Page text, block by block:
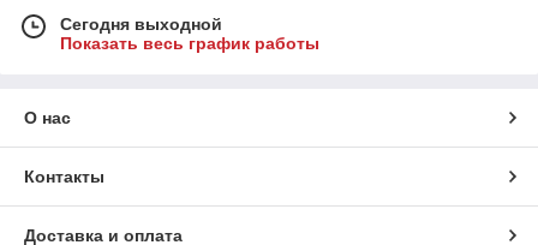
Сегодня выходной
Показать весь график работы
О нас
Контакты
Доставка и оплата